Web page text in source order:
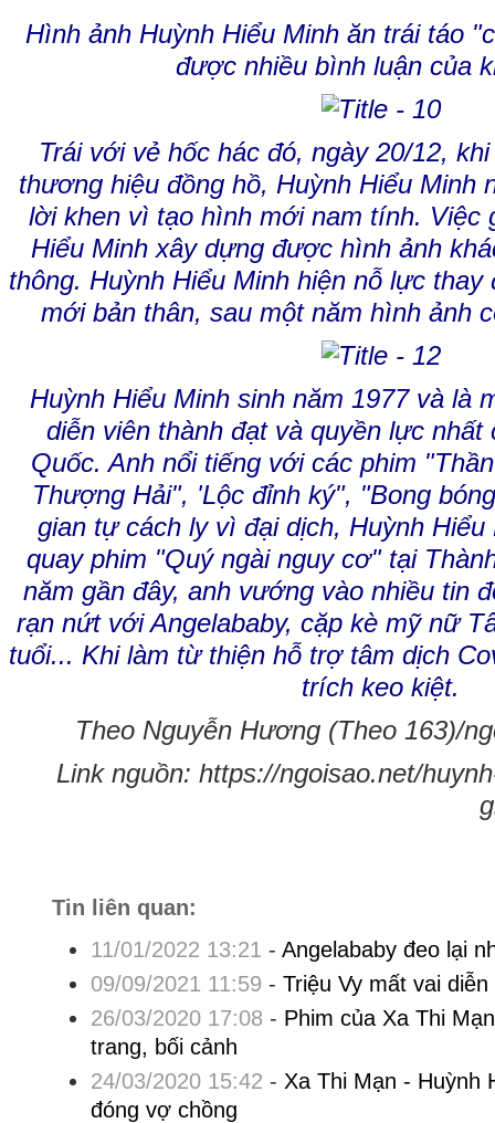
Hình ảnh Huỳnh Hiểu Minh ăn trái táo
được nhiều bình luận của
Trái với vẻ hốc hác đó, ngày 20/12,
thương hiệu đồng hồ, Huỳnh Hiểu Minh
lời khen vì tạo hình mới nam tính. Việc
Hiểu Minh xây dựng được hình ảnh
thông. Huỳnh Hiểu Minh hiện nỗ lực thay
mới bản thân, sau một năm hình ảnh
Huỳnh Hiểu Minh sinh năm 1977 và là
diễn viên thành đạt và quyền lực nhất
Quốc. Anh nổi tiếng với các phim
Thượng Hải", 'Lộc đỉnh ký", "Bong
gian tự cách ly vì đại dịch, Huỳnh
quay phim "Quý ngài nguy cơ" tại
năm gần đây, anh vướng vào nhiều tin
rạn nứt với Angelababy, cặp kè mỹ nữ
tuổi... Khi làm từ thiện hỗ trợ tâm dịch
trích keo kiệt.
Theo Nguyễn Hương (Theo 163)/
Link nguồn: https://ngoisao.net/
Tin liên quan:
11/01/2022 13:21 - Angelababy đeo lại
09/09/2021 11:59 - Triệu Vy mất vai diễn
26/03/2020 17:08 - Phim của Xa Thi
trang, bối cảnh
24/03/2020 15:42 - Xa Thi Mạn - Huỳnh
đóng vợ chồng